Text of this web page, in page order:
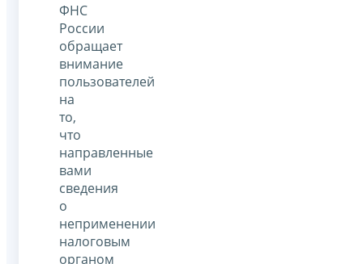
ФНС
России
обращает
внимание
пользователей
на
то,
что
направленные
вами
сведения
о
неприменении
налоговым
органом